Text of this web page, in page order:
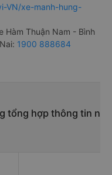
VN/xe-manh-hung-
Hàm Thuận Nam - Bình
1900 888684
tổng hợp thông tin